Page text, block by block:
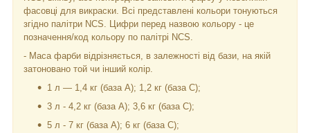
фасовці для викраски. Всі представлені кольори тонуються
згідно палітри NCS. Цифри перед назвою кольору - це
позначення/код кольору по палітрі NCS.
- Маса фарби відрізняється, в залежності від бази, на якій
затоновано той чи інший колір.
1 л — 1,4 кг (база А); 1,2 кг (база С);
3 л - 4,2 кг (база А); 3,6 кг (база C);
5 л - 7 кг (база А); 6 кг (база С);